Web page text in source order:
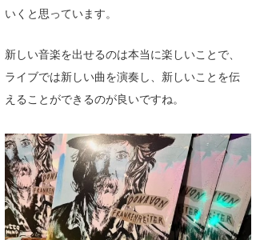
いくと思っています。
新しい音楽を出せるのは本当に楽しいことで、
ライブでは新しい曲を演奏し、新しいことを伝
えることができるのが良いですね。